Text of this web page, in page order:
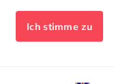
Ich stimme zu